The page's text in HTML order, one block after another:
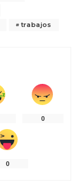
trabajos
0
0